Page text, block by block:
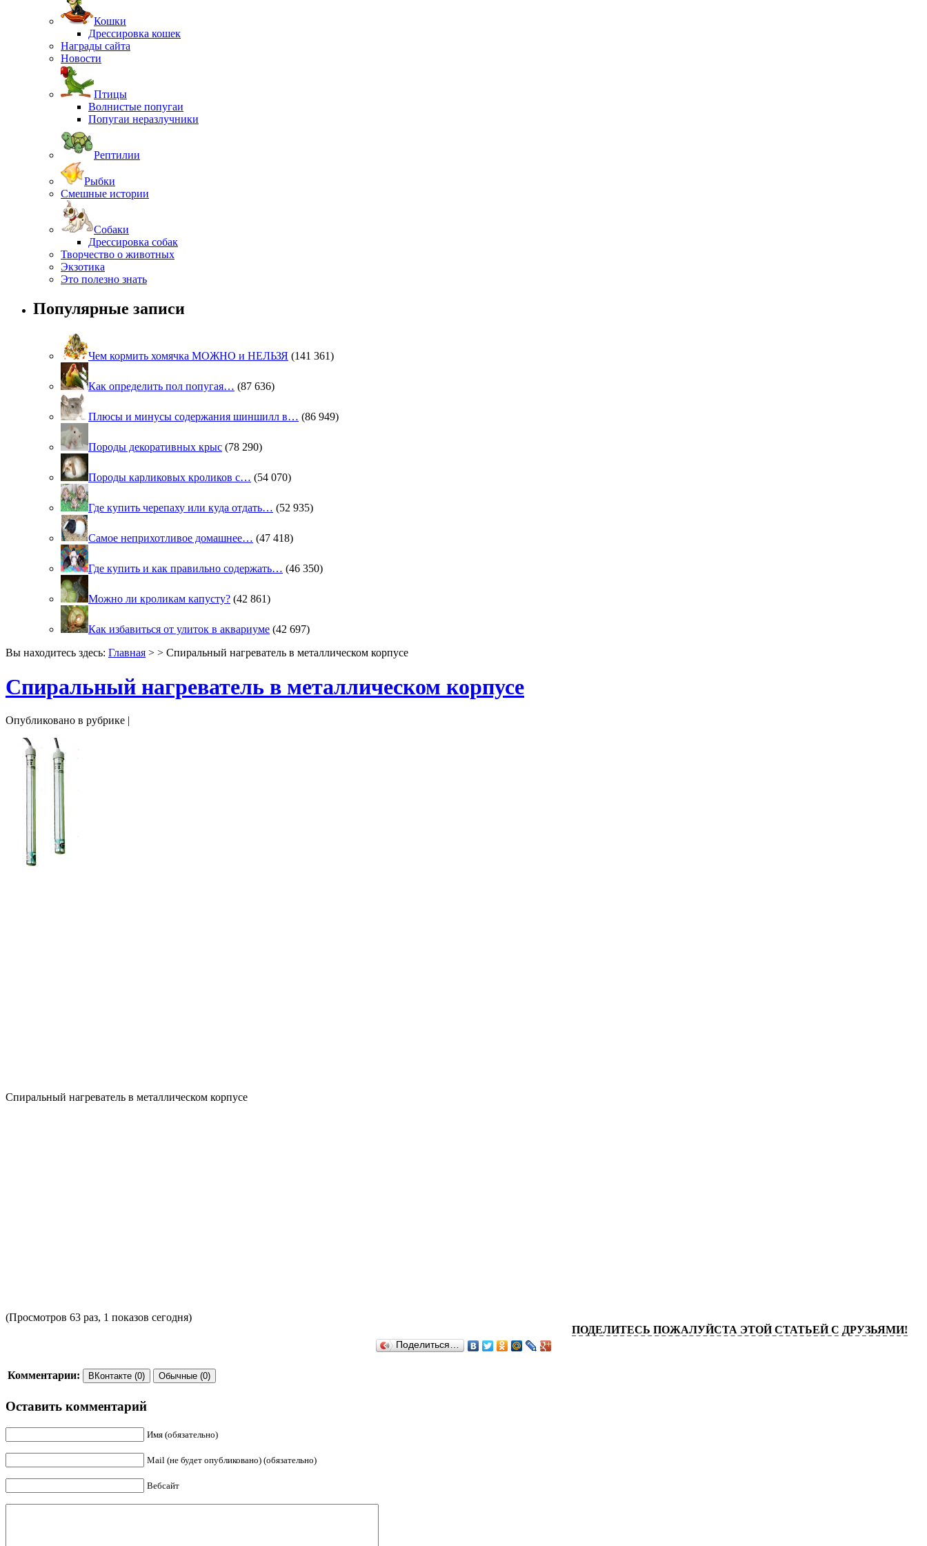
Кошки
Дрессировка кошек
Награды сайта
Новости
Птицы
Волнистые попугаи
Попугаи неразлучники
Рептилии
Рыбки
Смешные истории
Собаки
Дрессировка собак
Творчество о животных
Экзотика
Это полезно знать
Популярные записи
Чем кормить хомячка МОЖНО и НЕЛЬЗЯ (141 361)
Как определить пол попугая… (87 636)
Плюсы и минусы содержания шиншилл в… (86 949)
Породы декоративных крыс (78 290)
Породы карликовых кроликов с… (54 070)
Где купить черепаху или куда отдать… (52 935)
Самое неприхотливое домашнее… (47 418)
Где купить и как правильно содержать… (46 350)
Можно ли кроликам капусту? (42 861)
Как избавиться от улиток в аквариуме (42 697)
Вы находитесь здесь: Главная > > Спиральный нагреватель в металлическом корпусе
Спиральный нагреватель в металлическом корпусе
Опубликовано в рубрике |
Спиральный нагреватель в металлическом корпусе
(Просмотров 63 раз, 1 показов сегодня)
ПОДЕЛИТЕСЬ ПОЖАЛУЙСТА ЭТОЙ СТАТЬЕЙ С ДРУЗЬЯМИ!
Поделиться…
Комментарии: ВКонтакте (0) Обычные (0)
Оставить комментарий
Имя (обязательно)
Mail (не будет опубликовано) (обязательно)
Вебсайт